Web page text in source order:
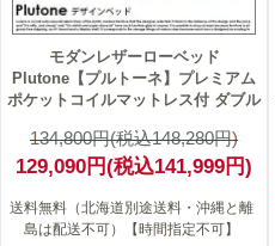
モダンレザーローベッド
Plutone【プルトーネ】プレミアム
ポケットコイルマットレス付 ダブル
134,800円(税込148,280円)
129,090円(税込141,999円)
送料無料（北海道別途送料・沖縄と離
島は配送不可）【時間指定不可】